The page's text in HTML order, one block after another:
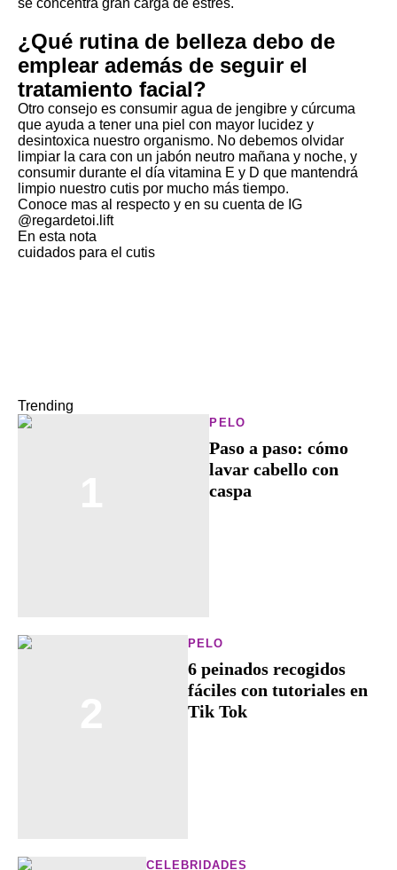
¿Qué rutina de belleza debo de
emplear además de seguir el
tratamiento facial?
Otro consejo es consumir agua de jengibre y cúrcuma
que ayuda a tener una piel con mayor lucidez y
desintoxica nuestro organismo. No debemos olvidar
limpiar la cara con un jabón neutro mañana y noche, y
consumir durante el día vitamina E y D que mantendrá
limpio nuestro cutis por mucho más tiempo.
Conoce mas al respecto y en su cuenta de IG
@regardetoi.lift
En esta nota
cuidados para el cutis
Trending
PELO
Paso a paso: cómo
lavar cabello con
caspa
PELO
6 peinados recogidos
fáciles con tutoriales en
Tik Tok
CELEBRIDADES